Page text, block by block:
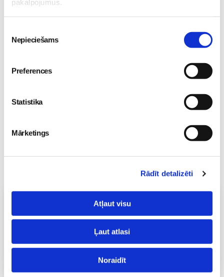
pakalpojumus.
izvēle
Nepieciešams
Preferences
Statistika
Mārketings
Rādīt detalizēti
Atļaut visu
Ļaut atlasi
Noraidīt
tievēšanas” modes risks:
08. May 09:34
Vecāku skola
Grūtnieču masāža, pēcdzemdību masāža, ķermeņa
Ķermeņa masāža